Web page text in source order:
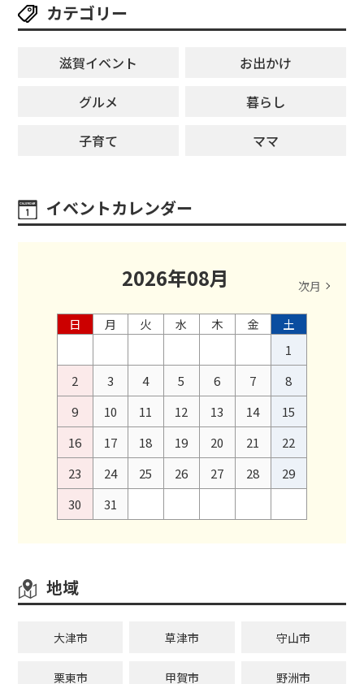
カテゴリー
滋賀イベント
お出かけ
グルメ
暮らし
子育て
ママ
イベントカレンダー
2026年08月 次月
日 月 火 水 木 金
土
1
2
3 4 5 6 7
8
9
10 11 12 13 14
15
16
17 18 19 20 21
22
23
24 25 26 27 28
29
30
31
地域
大津市 草津市 守山市
栗東市 甲賀市 野洲市